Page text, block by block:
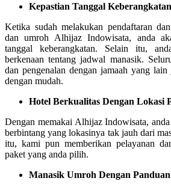
Kepastian Tanggal
Ketika sudah melakukan pendaftaran
dan umroh Alhijaz Indowisata, anda
tanggal keberangkatan. Selain itu,
berkenaan tentang jadwal manasik.
dan pengenalan dengan jamaah yang
dengan mudah.
Hotel Berkualitas Dengan Lokasi
Dengan memakai Alhijaz Indowisata,
berbintang yang lokasinya tak jauh dari
itu, kami pun memberikan pelayanan
paket yang anda pilih.
Manasik Umroh Dengan